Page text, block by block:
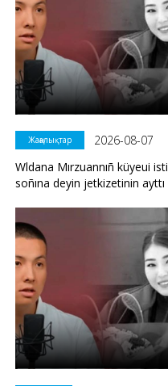
Жаңалықтар
2026-08-07
Wldana Mırzuannıñ küyeui isti
soñına deyin jetkizetinin ayttı